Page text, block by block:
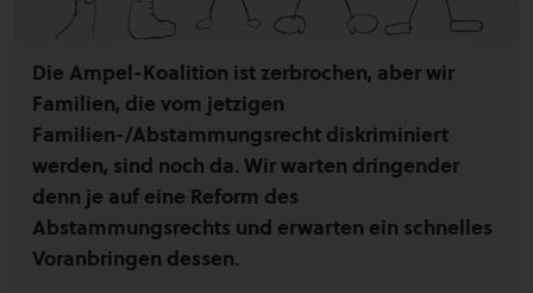
Die Ampel-Koalition ist zerbrochen, aber wir
Familien, die vom jetzigen
Familien-/Abstammungsrecht diskriminiert
werden, sind noch da. Wir warten dringender
denn je auf eine Reform des
Abstammungsrechts und erwarten ein schnelles
Voranbringen dessen.